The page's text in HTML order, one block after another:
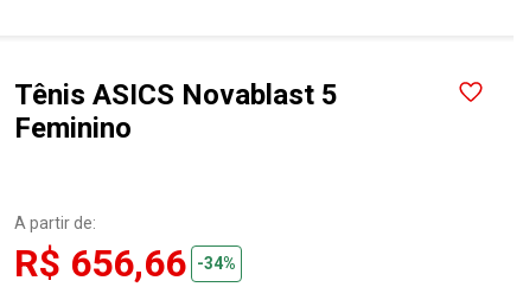
Tênis ASICS Novablast 5
Feminino
A partir de:
R$ 656,66 -34%